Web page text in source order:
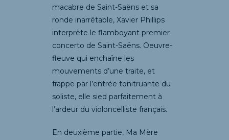
macabre de Saint-Saëns et sa
ronde inarrêtable, Xavier Phillips
interprète le flamboyant premier
concerto de Saint-Saëns. Oeuvre-
fleuve qui enchaîne les
mouvements d’une traite, et
frappe par l’entrée tonitruante du
soliste, elle sied parfaitement à
l’ardeur du violoncelliste français.
En deuxième partie, Ma Mère